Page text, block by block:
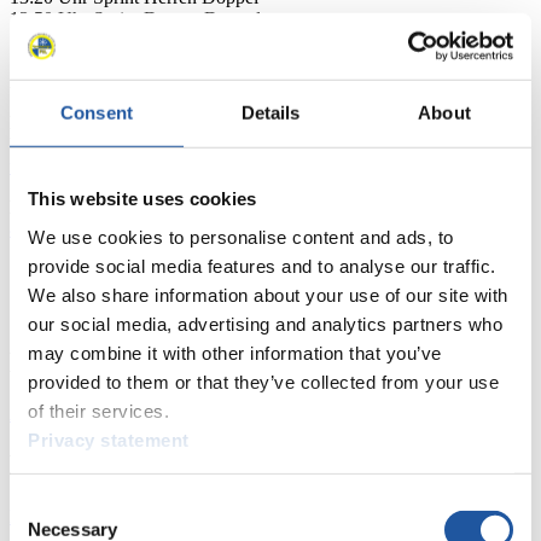
Consent Details About
This website uses cookies
We use cookies to personalise content and ads, to
provide social media features and to analyse our traffic.
We also share information about your use of our site with
our social media, advertising and analytics partners who
may combine it with other information that you’ve
provided to them or that they’ve collected from your use
of their services.
Privacy statement
Selection
Necessary
13:50 Uhr Sprint Damen Doppel
14:35 Uhr Sprint Damen
Alle Angaben sind ohne Gewähr!
Link zu weiteren Infos, Ergebnissen und den Infos zu TV-
Übertragungen:
Link zu den Biographiender Athleten:innen:
& Erfolge - Int. Rodelverband FIL (fil-luge.org)
News
AlleAllgemeinKunstbahn Rodeln